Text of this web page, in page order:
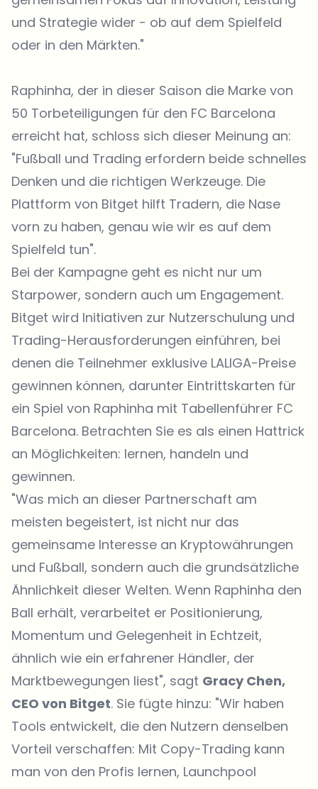
und Strategie wider - ob auf dem Spielfeld
oder in den Märkten."
Raphinha, der in dieser Saison die Marke von
50 Torbeteiligungen für den FC Barcelona
erreicht hat, schloss sich dieser Meinung an:
"Fußball und Trading erfordern beide schnelles
Denken und die richtigen Werkzeuge. Die
Plattform von Bitget hilft Tradern, die Nase
vorn zu haben, genau wie wir es auf dem
Spielfeld tun".
Bei der Kampagne geht es nicht nur um
Starpower, sondern auch um Engagement.
Bitget wird Initiativen zur Nutzerschulung und
Trading-Herausforderungen einführen, bei
denen die Teilnehmer exklusive LALIGA-Preise
gewinnen können, darunter Eintrittskarten für
ein Spiel von Raphinha mit Tabellenführer FC
Barcelona. Betrachten Sie es als einen Hattrick
an Möglichkeiten: lernen, handeln und
gewinnen.
"Was mich an dieser Partnerschaft am
meisten begeistert, ist nicht nur das
gemeinsame Interesse an Kryptowährungen
und Fußball, sondern auch die grundsätzliche
Ähnlichkeit dieser Welten. Wenn Raphinha den
Ball erhält, verarbeitet er Positionierung,
Momentum und Gelegenheit in Echtzeit,
ähnlich wie ein erfahrener Händler, der
Marktbewegungen liest", sagt Gracy Chen,
CEO von Bitget. Sie fügte hinzu: "Wir haben
Tools entwickelt, die den Nutzern denselben
Vorteil verschaffen: Mit Copy-Trading kann
man von den Profis lernen, Launchpool